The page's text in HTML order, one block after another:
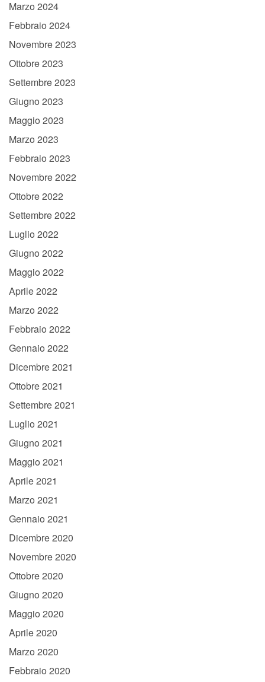
Marzo 2024
Febbraio 2024
Novembre 2023
Ottobre 2023
Settembre 2023
Giugno 2023
Maggio 2023
Marzo 2023
Febbraio 2023
Novembre 2022
Ottobre 2022
Settembre 2022
Luglio 2022
Giugno 2022
Maggio 2022
Aprile 2022
Marzo 2022
Febbraio 2022
Gennaio 2022
Dicembre 2021
Ottobre 2021
Settembre 2021
Luglio 2021
Giugno 2021
Maggio 2021
Aprile 2021
Marzo 2021
Gennaio 2021
Dicembre 2020
Novembre 2020
Ottobre 2020
Giugno 2020
Maggio 2020
Aprile 2020
Marzo 2020
Febbraio 2020